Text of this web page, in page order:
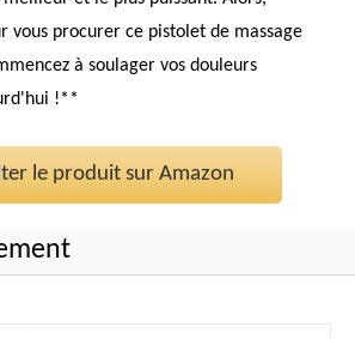
vous procurer ce pistolet de massage
à soulager vos douleurs
!**
le produit sur Amazon